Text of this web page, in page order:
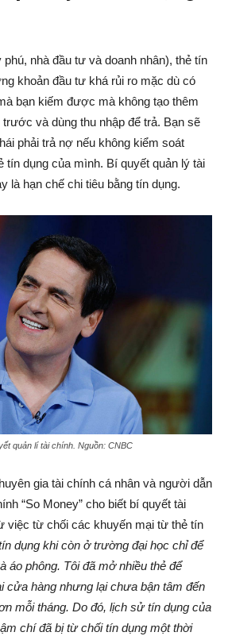
phú, nhà đầu tư và doanh nhân), thẻ tín
khoản đầu tư khá rủi ro mặc dù có
bạn kiếm được mà không tạo thêm
và dùng thu nhập để trả. Bạn sẽ
phải trả nợ nếu không kiểm soát
tín dụng của mình. Bí quyết quản lý tài
là hạn chế chi tiêu bằng tín dụng.
quản lí tài chính. Nguồn: CNBC
gia tài chính cá nhân và người dẫn
“So Money” cho biết bí quyết tài
việc từ chối các khuyến mại từ thẻ tín
dụng khi còn ở trường đại học chỉ để
áo phông. Tôi đã mở nhiều thẻ để
cửa hàng nhưng lại chưa bận tâm đến
mỗi tháng. Do đó, lịch sử tín dụng của
chí đã bị từ chối tín dụng một thời